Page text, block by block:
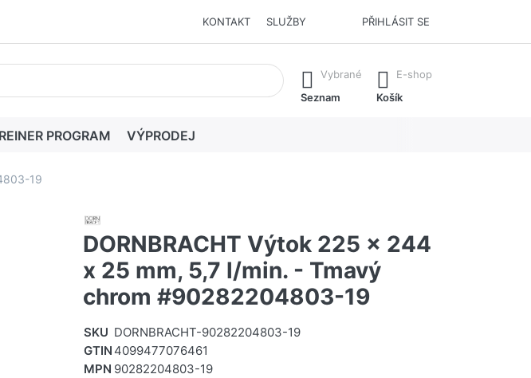
KONTAKT SLUŽBY PŘIHLÁSIT SE
automaticky při zadávání. Stisknutím klávesy Enter vyvoláte všechny výsledky.
Vybrané
Seznam
E-shop
Košík
PROGRAM VÝPRODEJ
19
DORNBRACHT Výtok 225 x 244
x 25 mm, 5,7 l/min. - Tmavý
chrom #90282204803-19
SKU DORNBRACHT-90282204803-19
GTIN 4099477076461
MPN 90282204803-19